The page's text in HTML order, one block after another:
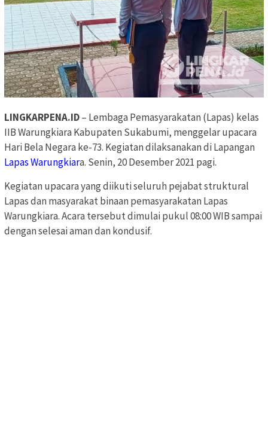
LINGKARPENA.ID– Lembaga Pemasyarakatan (Lapas) kelas
IIB Warungkiara Kabupaten Sukabumi, menggelar upacara
Hari Bela Negara ke-73. Kegiatan dilaksanakan di Lapangan
Lapas Warungkiara. Senin, 20 Desember 2021 pagi.
Kegiatan upacara yang diikuti seluruh pejabat struktural
Lapas dan masyarakat binaan pemasyarakatan Lapas
Warungkiara. Acara tersebut dimulai pukul 08:00 WIB sampai
dengan selesai aman dan kondusif.